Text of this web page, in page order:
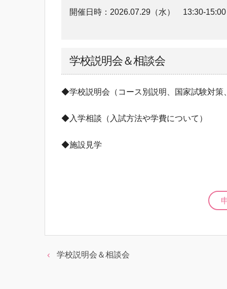
開催日時： 2026.07.29（水） 13:30-15:00
学校説明会＆相談会
◆学校説明会（コース別説明、国家試験対策
◆入学相談（入試方法や学費について）
◆施設見学
学校説明会＆相談会